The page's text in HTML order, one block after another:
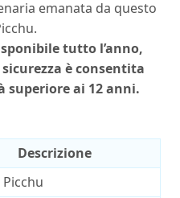
emanata da questo
tutto l’anno,
è consentita
superiore ai 12 anni.
Descrizione